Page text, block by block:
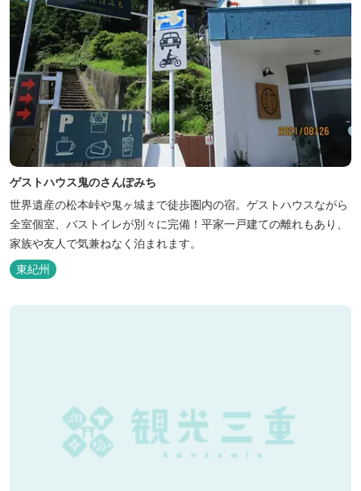
ゲストハウス鬼のさんぽみち
世界遺産の松本峠や鬼ヶ城まで徒歩圏内の宿。ゲストハウスながら
全室個室、バストイレが別々に完備！平家一戸建ての離れもあり、
家族や友人で気兼ねなく泊まれます。
東紀州